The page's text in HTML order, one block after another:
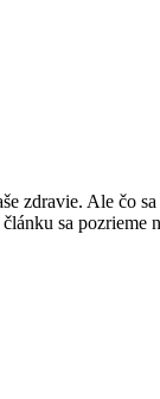
zdravie. Ale čo
​sa‍